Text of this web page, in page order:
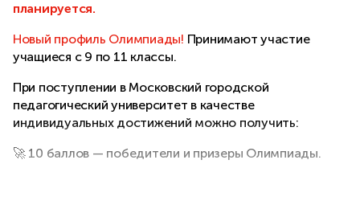
планируется.
Новый профиль Олимпиады! Принимают участие
учащиеся с 9 по 11 классы.
При поступлении в Московский городской
педагогический университет в качестве
индивидуальных достижений можно получить:
🚀 10 баллов — победители и призеры Олимпиады.